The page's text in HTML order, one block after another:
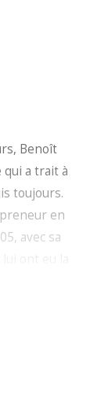
Benoît
qui a trait à
toujours.
en
avec sa
de 150
sur
comités